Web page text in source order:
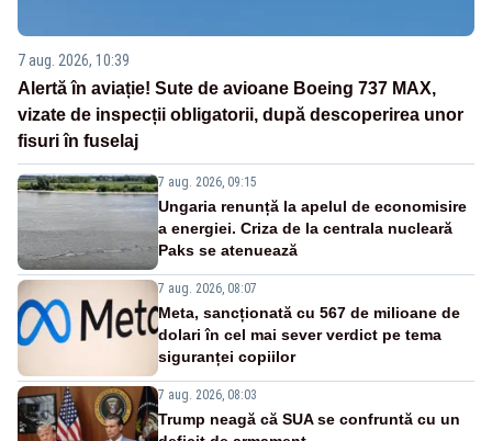
7 aug. 2026, 10:39
Alertă în aviație! Sute de avioane Boeing 737 MAX,
vizate de inspecții obligatorii, după descoperirea unor
fisuri în fuselaj
7 aug. 2026, 09:15
Ungaria renunță la apelul de economisire
a energiei. Criza de la centrala nucleară
Paks se atenuează
7 aug. 2026, 08:07
Meta, sancționată cu 567 de milioane de
dolari în cel mai sever verdict pe tema
siguranței copiilor
7 aug. 2026, 08:03
Trump neagă că SUA se confruntă cu un